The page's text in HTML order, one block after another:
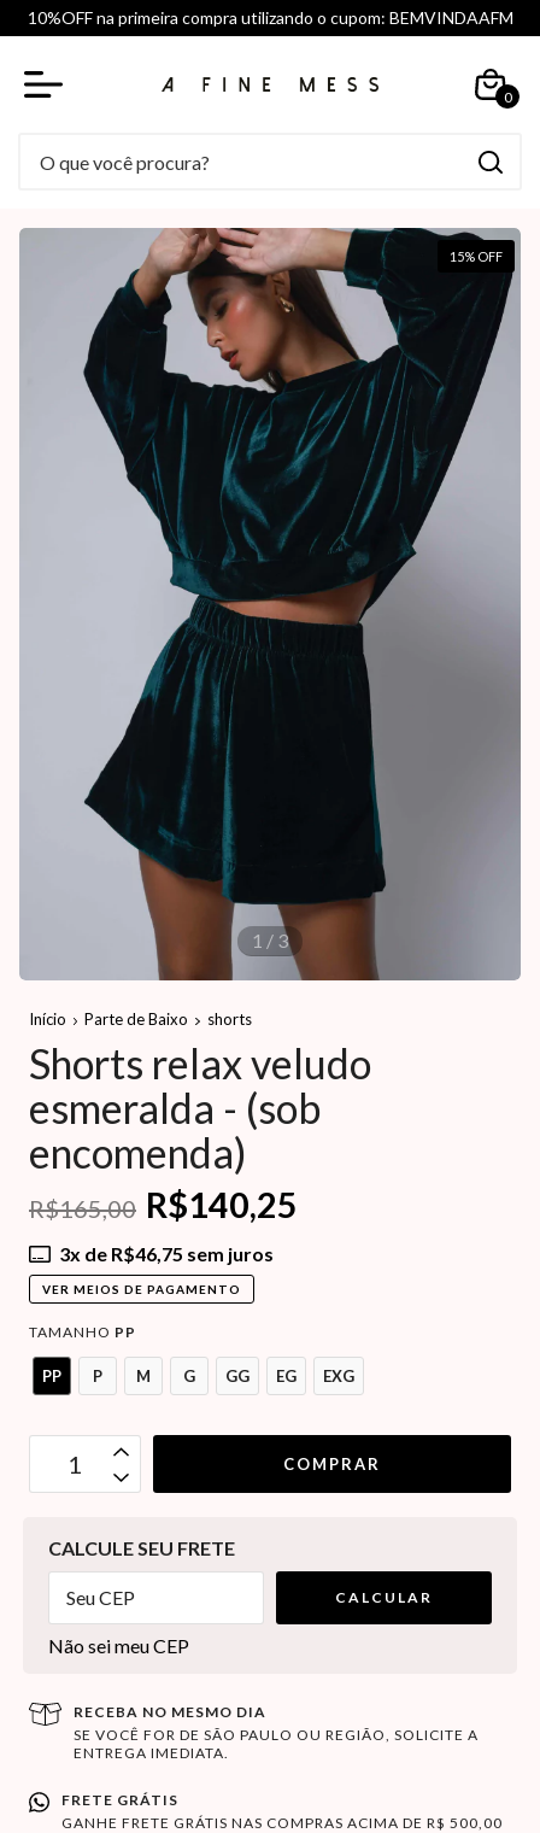
10%OFF na primeira compra utilizando o cupom: BEMVINDAAFM
0
15% OFF
1 / 3
Início Parte de Baixo shorts
Shorts relax veludo
esmeralda - (sob
encomenda)
R$165,00 R$140,25
3x de R$46,75 sem juros
VER MEIOS DE PAGAMENTO
TAMANHO PP
PP P M G GG EG EXG
OPÇÕES DE FRETE
CALCULE SEU FRETE
CALCULAR
Não sei meu CEP
RECEBA NO MESMO DIA
SE VOCÊ FOR DE SÃO PAULO OU REGIÃO, SOLICITE A
ENTREGA IMEDIATA.
FRETE GRÁTIS
GANHE FRETE GRÁTIS NAS COMPRAS ACIMA DE R$ 500,00